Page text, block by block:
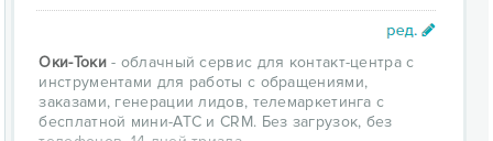
Оки-Токи- облачный сервис для контакт-центра с
инструментами для работы с обращениями,
заказами, генерации лидов, телемаркетинга c
бесплатной мини-АТС и CRM. Без загрузок, без